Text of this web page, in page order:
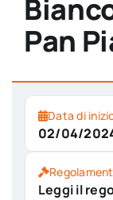
Pan
Data di
02/04/
Leggi il